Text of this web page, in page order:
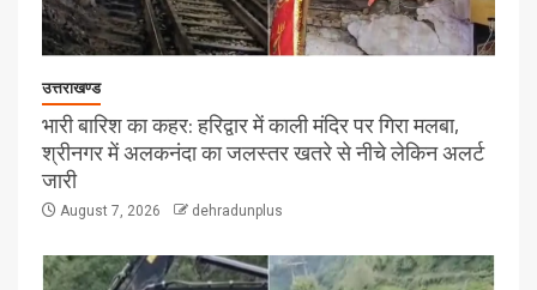
उत्तराखण्ड
भारी बारिश का कहर: हरिद्वार में काली मंदिर पर गिरा मलबा,
श्रीनगर में अलकनंदा का जलस्तर खतरे से नीचे लेकिन अलर्ट
जारी
August 7, 2026 dehradunplus